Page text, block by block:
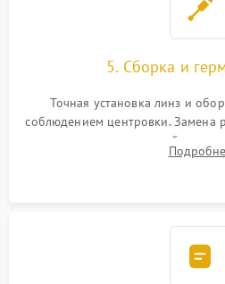
5. Сборка и
Точная установка линз и
соблюдением центровки. Замена
нанесение влагозащитной
и заполнение его осушенным